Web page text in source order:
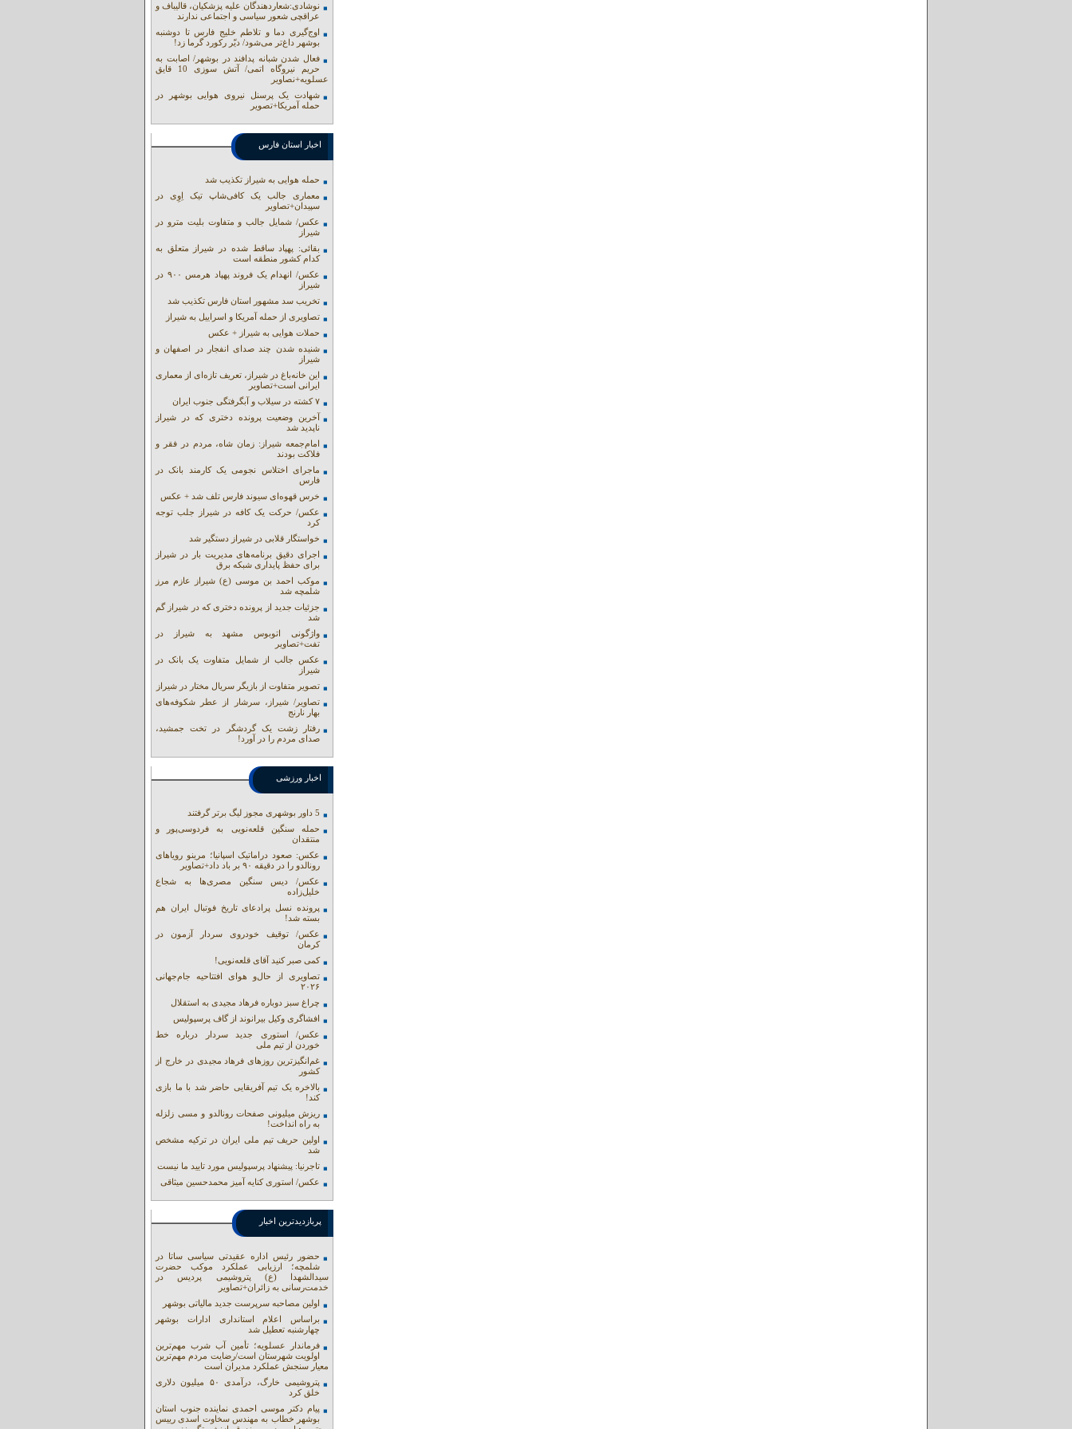
نوشادی:شعاردهندگان علیه پزشکیان، قالیباف و
عراقچی شعور سیاسی و اجتماعی ندارند
اوج‌گیری دما و تلاطم خلیج فارس تا دوشنبه
بوشهر داغ‌تر می‌شود/ دیّر رکورد گرما زد!
فعال شدن شبانه پدافند در بوشهر/ اصابت به
حریم نیروگاه اتمی/ آتش سوزی 10 قایق
عسلویه+نصاویر
شهادت یک پرسنل نیروی هوایی بوشهر در
حمله آمریکا+تصویر
اخبار استان فارس
حمله هوایی به شیراز تکذیب شد
معماری جالب یک کافی‌شاپ تیک اِوِی در
سپیدان+تصاویر
عکس/ شمایل جالب و متفاوت بلیت مترو در
شیراز
بقائی: پهپاد ساقط شده در شیراز متعلق به
کدام کشور منطقه است
عکس/ انهدام یک فروند پهپاد هرمس ۹۰۰ در
شیراز
تخریب سد مشهور استان فارس تکذیب شد
تصاویری از حمله آمریکا و اسراییل به شیراز
حملات هوایی به شیراز + عکس
شنیده شدن چند صدای انفجار در اصفهان و
شیراز
این خانه‌باغ در شیراز، تعریف تازه‌ای از معماری
ایرانی است+تصاویر
۷ کشته در سیلاب و آبگرفتگی جنوب ایران
آخرین وضعیت پرونده دختری که در شیراز
ناپدید شد
امام‌جمعه شیراز: زمان شاه، مردم در فقر و
فلاکت بودند
ماجرای اختلاس نجومی یک کارمند بانک در
فارس
خرس قهوه‌ای سیوند فارس تلف شد + عکس
عکس/ حرکت یک کافه در شیراز جلب توجه
کرد
خواستگار قلابی در شیراز دستگیر شد
اجرای دقیق برنامه‌های مدیریت بار در شیراز
برای حفظ پایداری شبکه برق
موکب احمد بن موسی (ع) شیراز عازم مرز
شلمچه شد
جزئیات جدید از پرونده دختری که در شیراز گم
شد
واژگونی اتوبوس مشهد به شیراز در
تفت+تصاویر
عکس جالب از شمایل متفاوت یک بانک در
شیراز
تصویر متفاوت از بازیگر سریال مختار در شیراز
تصاویر/ شیراز، سرشار از عطر شکوفه‌های
بهار نارنج
رفتار زشت یک گردشگر در تخت جمشید،
صدای مردم را در آورد!
اخبار ورزشی
5 داور بوشهری مجوز لیگ برتر گرفتند
حمله سنگین قلعه‌نویی به فردوسی‌پور و
منتقدان
عکس: صعود دراماتیک اسپانیا؛ مرینو رویاهای
رونالدو را در دقیقه ۹۰ بر باد داد+تصاویر
عکس/ دیس سنگین مصری‌ها به شجاع
خلیل‌زاده
پرونده نسل پرادعای تاریخ فوتبال ایران هم
بسته شد!
عکس/ توقیف خودروی سردار آزمون در
کرمان
کمی صبر کنید آقای قلعه‌نویی!
تصاویری از حال‌و هوای افتتاحیه جام‌جهانی
۲۰۲۶
چراغ سبز دوباره فرهاد مجیدی به استقلال
افشاگری وکیل بیرانوند از گاف‌ پرسپولیس
عکس/ استوری جدید سردار درباره خط
خوردن از تیم ملی
غم‌انگیزترین روزهای فرهاد مجیدی در خارج از
کشور
بالاخره یک تیم آفریقایی حاضر شد با ما بازی
کند!
ریزش میلیونی صفحات رونالدو و مسی زلزله
به راه انداخت!
اولین حریف تیم ملی ایران در ترکیه مشخص
شد
تاجرنیا: پیشنهاد پرسپولیس مورد تایید ما نیست
عکس/ استوری کنایه آمیز محمدحسین میثاقی
پربازدیدترین اخبار
حضور رئیس اداره عقیدتی سیاسی ساتا در
شلمچه؛ ارزیابی عملکرد موکب حضرت
سیدالشهدا (ع) پتروشیمی پردیس در
خدمت‌رسانی به زائران+تصاویر
اولین مصاحبه سرپرست جدید مالیاتی بوشهر
براساس اعلام استانداری ادارات بوشهر
چهارشنبه تعطیل شد
فرماندار عسلویه؛ تأمین آب شرب مهم‌ترین
اولویت شهرستان است/رضایت مردم مهم‌ترین
معیار سنجش عملکرد مدیران است
پتروشیمی خارگ، درآمدی ۵۰ میلیون دلاری
خلق کرد
پیام دکتر موسی احمدی نماینده جنوب استان
بوشهر خطاب به مهندس سخاوت اسدی رییس